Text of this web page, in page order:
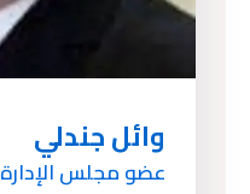
وائل جندلي
عضو مجلس الإدارة